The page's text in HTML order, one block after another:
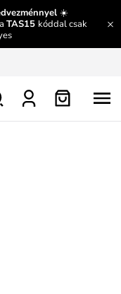
☀️
a TAS15 kóddal csak